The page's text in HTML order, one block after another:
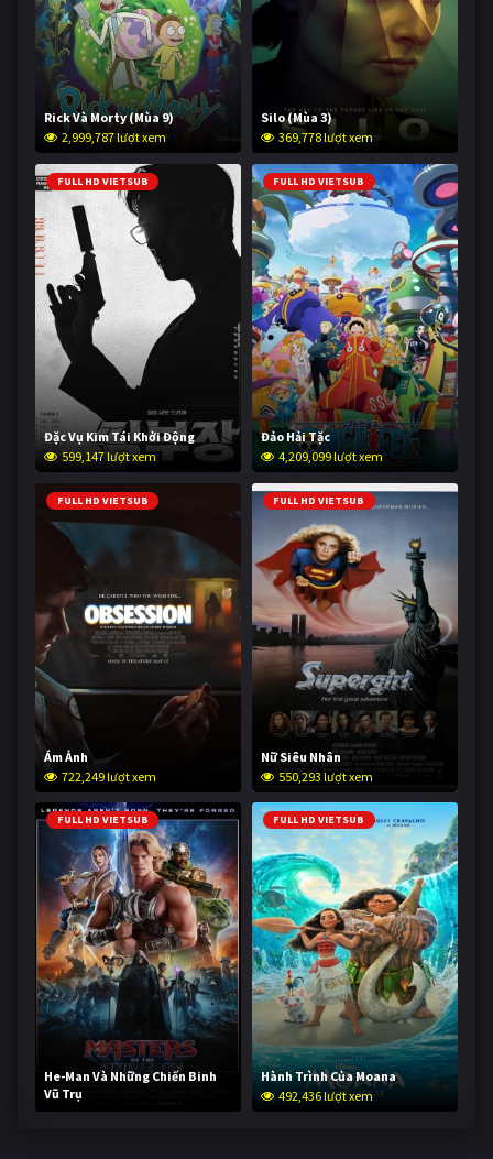
Rick Và Morty (Mùa 9)
2,999,787 lượt xem
Silo (Mùa 3)
369,778 lượt xem
FULL HD VIETSUB
Đặc Vụ Kim Tái Khởi Động
599,147 lượt xem
FULL HD VIETSUB
Đảo Hải Tặc
4,209,099 lượt xem
FULL HD VIETSUB
Ám Ảnh
722,249 lượt xem
FULL HD VIETSUB
Nữ Siêu Nhân
550,293 lượt xem
FULL HD VIETSUB
He-Man Và Những Chiến Binh
Vũ Trụ
241,324 lượt xem
FULL HD VIETSUB
Hành Trình Của Moana
492,436 lượt xem